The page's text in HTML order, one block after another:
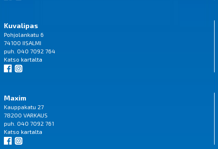
Kuvalipas
Pohjolankatu 6
74100 IISALMI
puh. 040 7092 764
Katso kartalta
Maxim
Kauppakatu 27
78200 VARKAUS
puh. 040 7092 761
Katso kartalta